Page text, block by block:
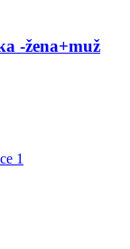
-žena+muž